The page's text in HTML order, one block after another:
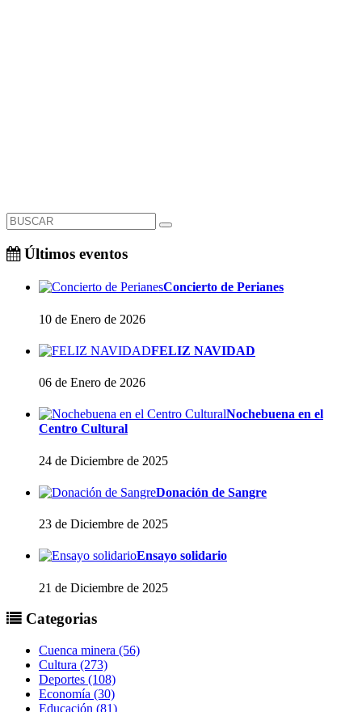
Últimos eventos
Concierto de Perianes
10 de Enero de 2026
FELIZ NAVIDAD
06 de Enero de 2026
Nochebuena en el
Centro Cultural
24 de Diciembre de 2025
Donación de Sangre
23 de Diciembre de 2025
Ensayo solidario
21 de Diciembre de 2025
Categorias
Cuenca minera (56)
Cultura (273)
Deportes (108)
Economía (30)
Educación (81)